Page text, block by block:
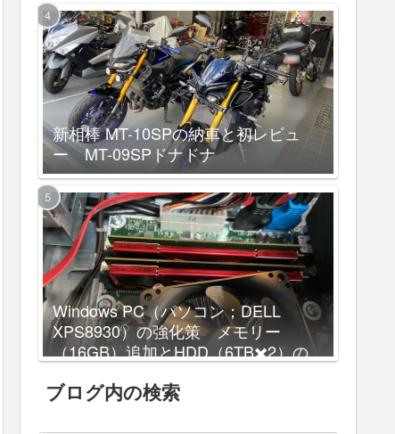
新相棒 MT-10SPの納車と初レビュ
ー MT-09SPドナドナ
Windows PC（パソコン；DELL
XPS8930）の強化策 メモリー
（16GB）追加とHDD（6TB✖️2）の
ブログ内の検索